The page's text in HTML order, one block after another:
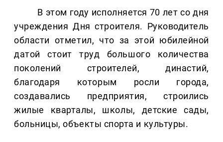
В этом году исполняется 70 лет со дня
учреждения Дня строителя. Руководитель
области отметил, что за этой юбилейной
датой стоит труд большого количества
поколений строителей, династий,
благодаря которым росли города,
создавались предприятия, строились
жилые кварталы, школы, детские сады,
больницы, объекты спорта и культуры.